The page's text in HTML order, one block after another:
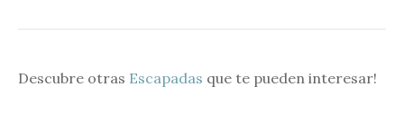
Descubre otras Escapadas que te pueden interesar!